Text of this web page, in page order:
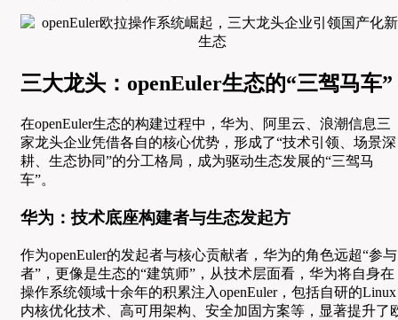
三大龙头：openEuler生态的“三驾马车”
在openEuler生态的构建过程中，华为、阿里云、浪潮信息三
家龙头企业凭借各自的核心优势，形成了“技术引领、场景深
耕、生态协同”的分工格局，成为驱动生态发展的“三驾马
车”。
华为：技术底座构建者与生态发起方
作为openEuler的发起者与核心贡献者，华为的角色远超“参与
者”，更像是生态的“建筑师”，从技术层面看，华为将自身在
操作系统领域十余年的积累注入openEuler，包括自研的Linux
内核优化技术、高可用架构、安全加固方案等，显著提升了